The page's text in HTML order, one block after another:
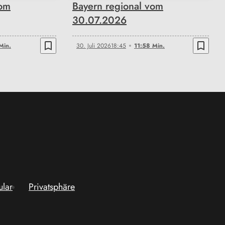
bookmark_border
Bayern regional vom
30.07.2026
30. Juli 202618:45 11:58 Min. bookmark_border
Privatsphäre